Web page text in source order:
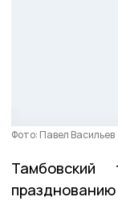
Фото: Павел Васильев
Тамбовский